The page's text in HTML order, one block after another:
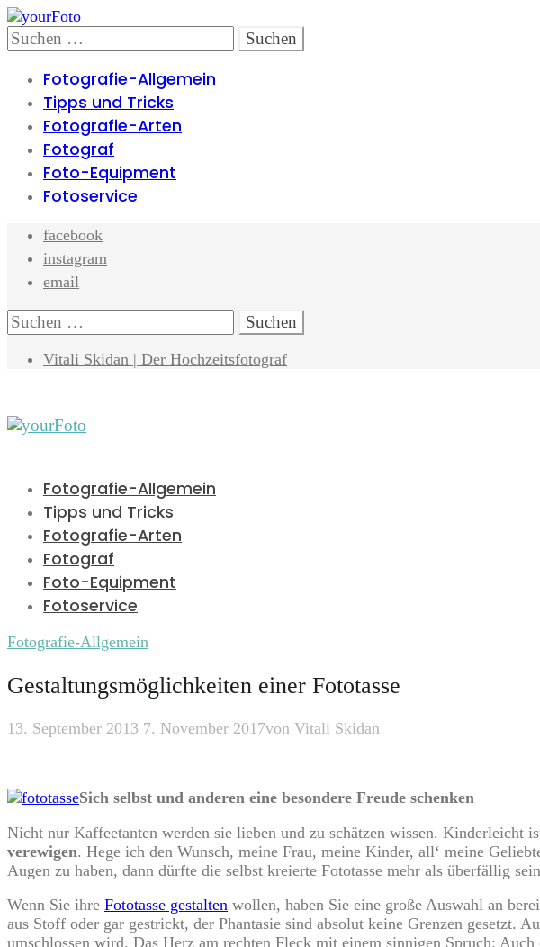
Skip
to
navigation
Skip
to
content
Search
Suchen
nach:
Fotografie-Allgemein
Tipps und Tricks
Fotografie-Arten
Fotograf
Foto-Equipment
Fotoservice
facebook
instagram
email
Search
Suchen
nach:
Vitali Skidan | Der Hochzeitsfotograf
Fotografie-Allgemein
Tipps und Tricks
Fotografie-Arten
Fotograf
Foto-Equipment
Fotoservice
Fotografie-Allgemein
Gestaltungsmöglichkeiten einer Fototasse
13. September 2013 7. November 2017von Vitali Skidan
Sich selbst und anderen eine besondere Freude schenken
Nicht nur Kaffeetanten werden sie lieben und zu schätzen wissen. Kinderleicht
verewigen. Hege ich den Wunsch, meine Frau, meine Kinder, all‘ meine
Augen zu haben, dann dürfte die selbst kreierte Fototasse mehr als überfällig
Wenn Sie ihre Fototasse gestalten wollen, haben Sie eine große Auswahl an
aus Stoff oder gar gestrickt, der Phantasie sind absolut keine Grenzen gesetzt.
umschlossen wird. Das Herz am rechten Fleck mit einem sinnigen Spruch: